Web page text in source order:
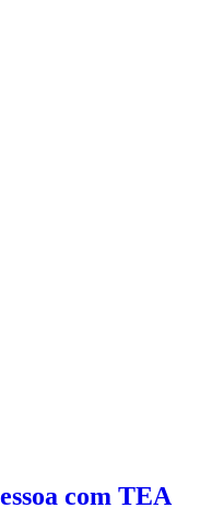
com TEA